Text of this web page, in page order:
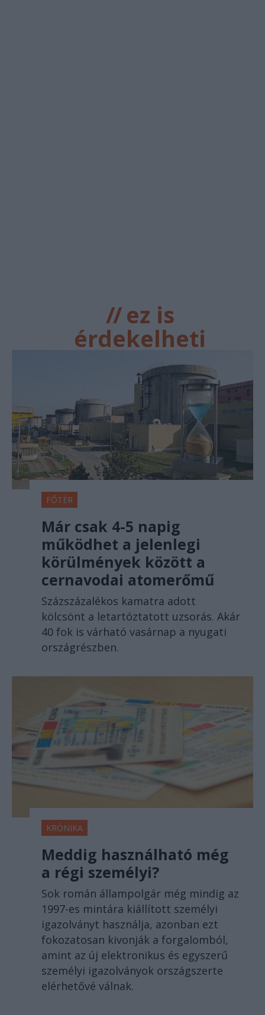
//ez is
érdekelheti
FŐTÉR
Már csak 4-5 napig
működhet a jelenlegi
körülmények között a
cernavodai atomerőmű
Százszázalékos kamatra adott
kölcsönt a letartóztatott uzsorás. Akár
40 fok is várható vasárnap a nyugati
országrészben.
KRÓNIKA
Meddig használható még
a régi személyi?
Sok román állampolgár még mindig az
1997-es mintára kiállított személyi
igazolványt használja, azonban ezt
fokozatosan kivonják a forgalomból,
amint az új elektronikus és egyszerű
személyi igazolványok országszerte
elérhetővé válnak.